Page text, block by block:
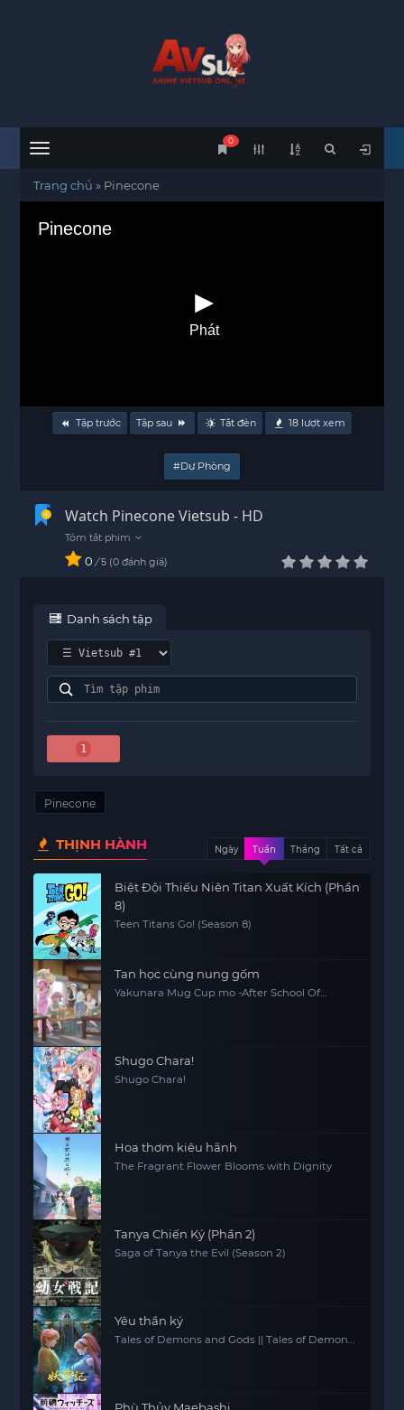
Menu
0
Trang chủ » Pinecone
Pinecone
Phát
Tập trước Tập sau Tắt đèn 18lượt xem
#Dự Phòng
Watch Pinecone Vietsub - HD
0 / 5 0 đánh giá
Danh sách tập
1
Pinecone
THỊNH HÀNH Ngày Tuần Tháng Tất cả
Biệt Đội Thiếu Niên Titan Xuất Kích (Phần
8)
Teen Titans Go! (Season 8)
Tan học cùng nung gốm
Yakunara Mug Cup mo -After School Of
Shugo Chara!
Shugo Chara!
Hoa thơm kiêu hãnh
The Fragrant Flower Blooms with Dignity
Tanya Chiến Ký (Phần 2)
Saga of Tanya the Evil (Season 2)
Yêu thần ký
Tales of Demons and Gods || Tales of Demon
Phù Thủy Maebashi